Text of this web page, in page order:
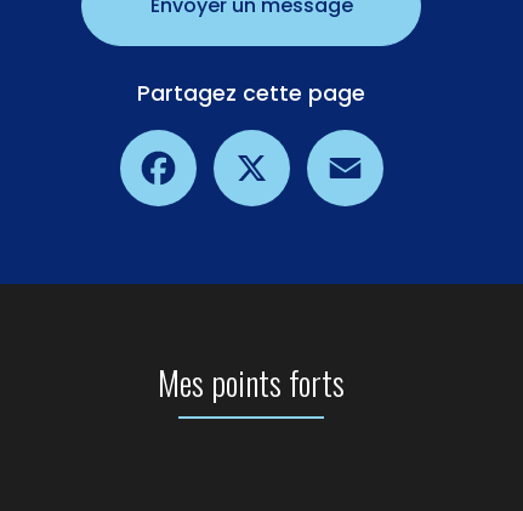
Envoyer un message
Partagez cette page
Facebook
Mes points forts